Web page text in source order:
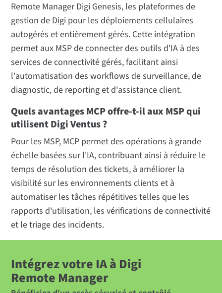
Remote Manager Digi Genesis, les plateformes de
gestion de Digi pour les déploiements cellulaires
autogérés et entièrement gérés. Cette intégration
permet aux MSP de connecter des outils d'IA à des
services de connectivité gérés, facilitant ainsi
l'automatisation des workflows de surveillance, de
diagnostic, de reporting et d'assistance client.
Quels avantages MCP offre-t-il aux MSP qui
utilisent Digi Ventus ?
Pour les MSP, MCP permet des opérations à grande
échelle basées sur l'IA, contribuant ainsi à réduire le
temps de résolution des tickets, à améliorer la
visibilité sur les environnements clients et à
automatiser les tâches répétitives telles que les
rapports d'utilisation, les vérifications de connectivité
et le triage des incidents.
Intégrez votre IA à Digi
Remote Manager